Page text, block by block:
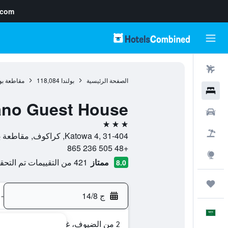
الصفحة الرئيسية بولندا 118,084 مقاطعة
Guest House
3 نجوم
Katowa 4, 31-404, كراكوف, مقاطعة بولندا الصغرى, بولندا
+48 505 236 865
8.0 ممتاز 421 من التقييمات تم التحقق منها
ج 14/8 -
2 من الضيوف، غرفة واحدة